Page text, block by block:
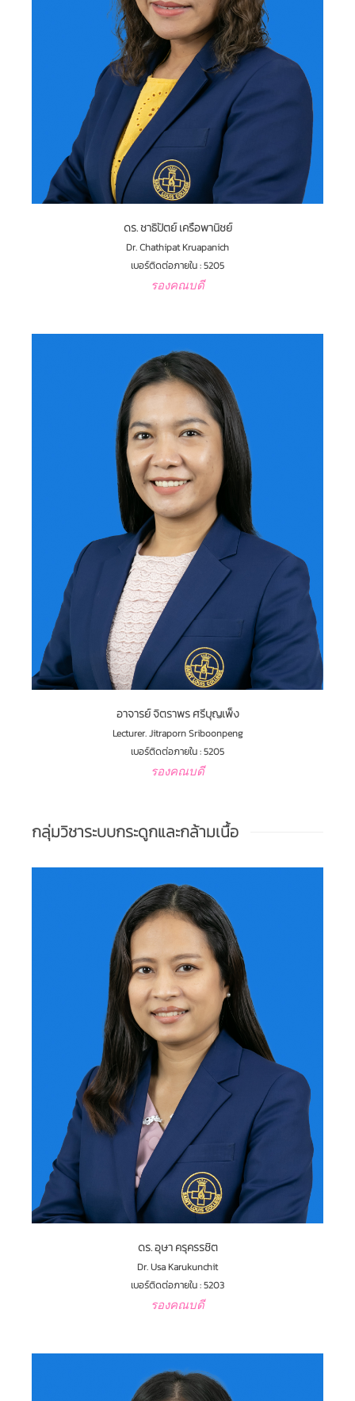
ดร. ชาธิปัตย์ เครือพานิชย์
Dr. Chathipat Kruapanich
เบอร์ติดต่อภายใน : 5205
รองคณบดี
อาจารย์ จิตราพร ศรีบุญเพ็ง
Lecturer. Jitraporn Sriboonpeng
เบอร์ติดต่อภายใน : 5205
รองคณบดี
กลุ่มวิชาระบบกระดูกและกล้ามเนื้อ
ดร. อุษา ครุครรชิต
Dr. Usa Karukunchit
เบอร์ติดต่อภายใน : 5203
รองคณบดี